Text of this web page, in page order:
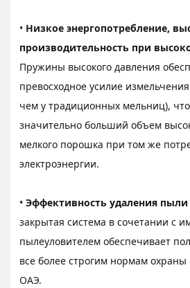
• Низкое энергопотребление,
производительность при
Пружины высокого давления
превосходное усилие
чем у традиционных мельниц),
значительно больший объем
мелкого порошка при том же
электроэнергии.
• Эффективность удаления пыли
закрытая система в сочетании с
пылеуловителем обеспечивает
все более строгим нормам
ОАЭ.